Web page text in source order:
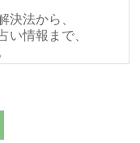
決法から、
い情報まで、